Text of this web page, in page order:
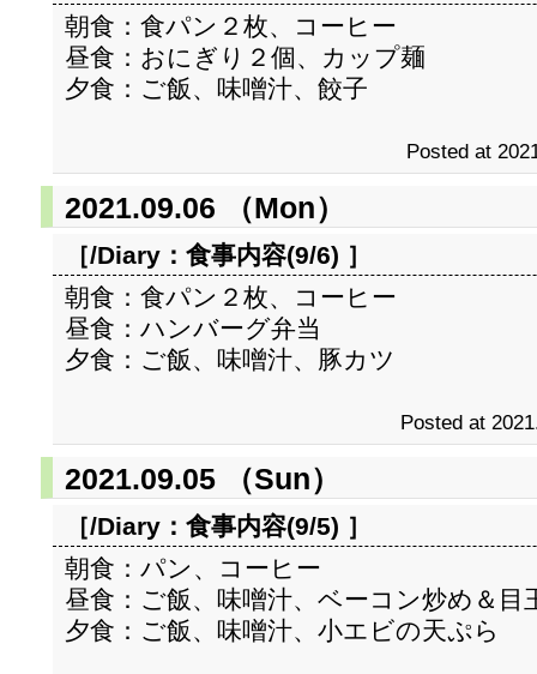
朝食：食パン２枚、コーヒー
昼食：おにぎり２個、カップ麺
夕食：ご飯、味噌汁、餃子
Posted at
2021.09.06 （Mon）
［/Diary： 食事内容(9/6) ］
朝食：食パン２枚、コーヒー
昼食：ハンバーグ弁当
夕食：ご飯、味噌汁、豚カツ
Posted at
2021.09.05 （Sun）
［/Diary： 食事内容(9/5) ］
朝食：パン、コーヒー
昼食：ご飯、味噌汁、ベーコン炒め＆目
夕食：ご飯、味噌汁、小エビの天ぷら